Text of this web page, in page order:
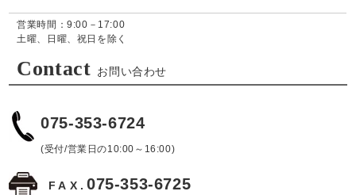
営業時間：9:00－17:00
土曜、日曜、祝日を除く
Contact お問い合わせ
075-353-6724
(受付/営業日の10:00～16:00)
FAX.075-353-6725